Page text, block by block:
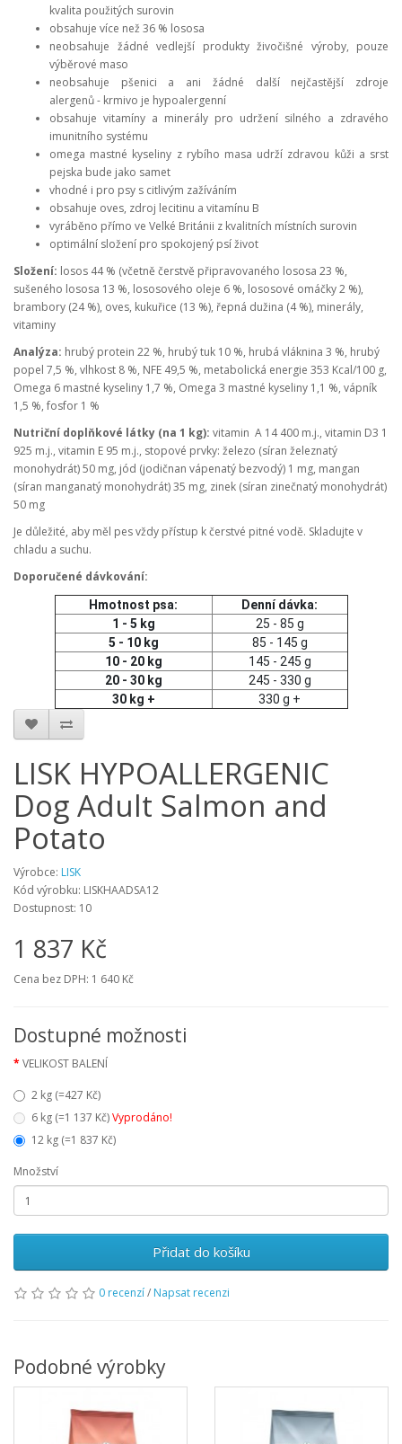
kvalita použitých surovin
obsahuje více než 36 % lososa
neobsahuje žádné vedlejší produkty živočišné výroby, pouze
výběrové maso
neobsahuje pšenici a ani žádné další nejčastější zdroje
alergenů - krmivo je hypoalergenní
obsahuje vitamíny a minerály pro udržení silného a zdravého
imunitního systému
omega mastné kyseliny z rybího masa udrží zdravou kůži a srst
pejska bude jako samet
vhodné i pro psy s citlivým zažíváním
obsahuje oves, zdroj lecitinu a vitamínu B
vyráběno přímo ve Velké Británii z kvalitních místních surovin
optimální složení pro spokojený psí život
Složení: losos 44 % (včetně čerstvě připravovaného lososa 23 %,
sušeného lososa 13 %, lososového oleje 6 %, lososové omáčky 2 %),
brambory (24 %), oves, kukuřice (13 %), řepná dužina (4 %), minerály,
vitaminy
Analýza: hrubý protein 22 %, hrubý tuk 10 %, hrubá vláknina 3 %, hrubý
popel 7,5 %, vlhkost 8 %, NFE 49,5 %, metabolická energie 353 Kcal/100 g,
Omega 6 mastné kyseliny 1,7 %, Omega 3 mastné kyseliny 1,1 %, vápník
1,5 %, fosfor 1 %
Nutriční doplňkové látky (na 1 kg): vitamin A 14 400 m.j., vitamin D3 1
925 m.j., vitamin E 95 m.j., stopové prvky: železo (síran železnatý
monohydrát) 50 mg, jód (jodičnan vápenatý bezvodý) 1 mg, mangan
(síran manganatý monohydrát) 35 mg, zinek (síran zinečnatý monohydrát)
50 mg
Je důležité, aby měl pes vždy přístup k čerstvé pitné vodě. Skladujte v
chladu a suchu.
Doporučené dávkování:
Hmotnost psa:
Denní dávka:
1 - 5 kg
25 - 85 g
5 - 10 kg
85 - 145 g
10 - 20 kg
145 - 245 g
20 - 30 kg
245 - 330 g
30 kg +
330 g +
LISK HYPOALLERGENIC
Dog Adult Salmon and
Potato
Výrobce: LISK
Kód výrobku: LISKHAADSA12
Dostupnost: 10
1 837 Kč
Cena bez DPH: 1 640 Kč
Dostupné možnosti
VELIKOST BALENÍ
2 kg (=427 Kč)
6 kg (=1 137 Kč)Vyprodáno!
12 kg (=1 837 Kč)
Množství
Přidat do košíku
0 recenzí/ Napsat recenzi
Podobné výrobky